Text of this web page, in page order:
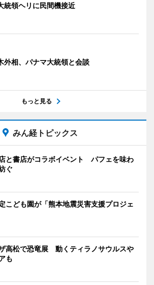
統領ヘリに民間機接近
外相、パナマ大統領と会談
もっと見る
みん経トピックス
と書店がコラボイベント パフェを味わ
ぐ
こども園が「熊本地震災害支援プロジェ
高松で恐竜展 動くティラノサウルスや
も